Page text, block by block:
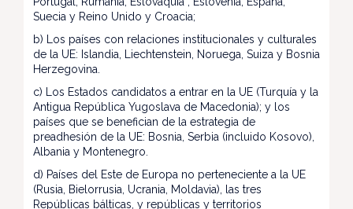
Suecia y Reino Unido y Croacia;
b) Los países con relaciones institucionales y culturales
de la UE: Islandia, Liechtenstein, Noruega, Suiza y Bosnia
Herzegovina.
c) Los Estados candidatos a entrar en la UE (Turquía y la
Antigua República Yugoslava de Macedonia); y los
países que se benefician de la estrategia de
preadhesión de la UE: Bosnia, Serbia (incluido Kosovo),
Albania y Montenegro.
d) Países del Este de Europa no perteneciente a la UE
(Rusia, Bielorrusia, Ucrania, Moldavia), las tres
Repúblicas bálticas, y repúblicas y territorios